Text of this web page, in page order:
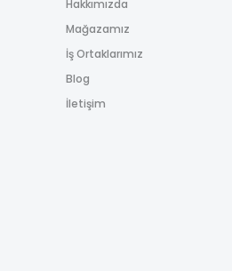
Hakkımızda
Mağazamız
İş Ortaklarımız
Blog
İletişim